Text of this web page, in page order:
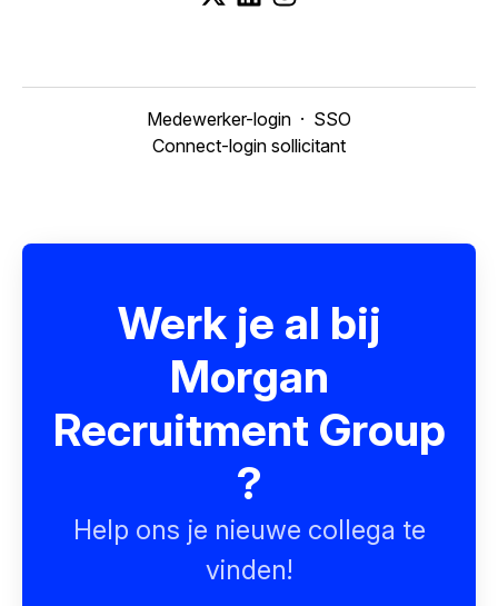
Medewerker-login · SSO
Connect-login sollicitant
Werk je al bij
Morgan
Recruitment Group
?
Help ons je nieuwe collega te
vinden!